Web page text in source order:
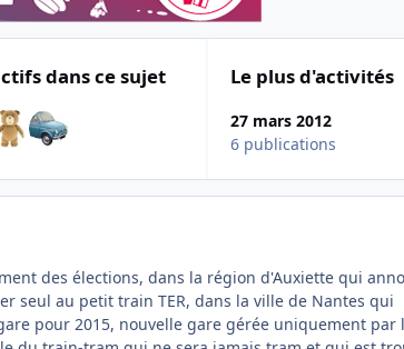
dans ce sujet Le plus d'activités
27 mars 2012
6 publications
des élections, dans la région d'Auxiette qui
seul au petit train TER, dans la ville de Nantes qui
pour 2015, nouvelle gare gérée uniquement par